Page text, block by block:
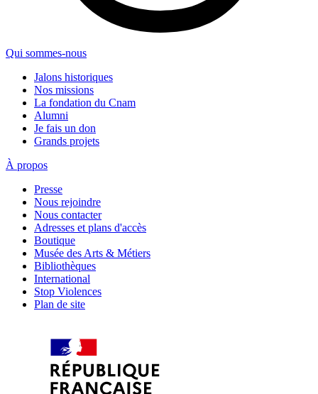
Qui sommes-nous
Jalons historiques
Nos missions
La fondation du Cnam
Alumni
Je fais un don
Grands projets
À propos
Presse
Nous rejoindre
Nous contacter
Adresses et plans d'accès
Boutique
Musée des Arts & Métiers
Bibliothèques
International
Stop Violences
Plan de site